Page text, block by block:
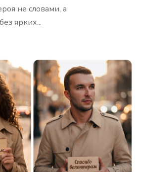
комплексное
конкурентов и аудитории,
вебинара, которые будут
аудитории
не словами, а
ярких...